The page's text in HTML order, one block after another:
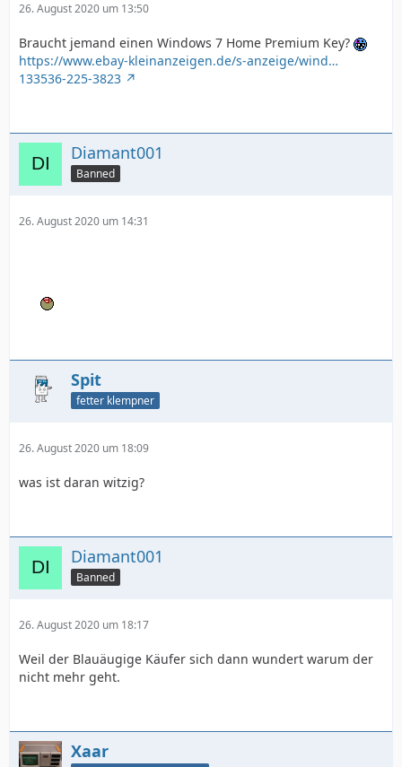
26. August 2020 um 13:50
Braucht jemand einen Windows 7 Home Premium Key?
https://www.ebay-kleinanzeigen.de/s-anzeige/wind…
133536-225-3823
Diamant001
Banned
26. August 2020 um 14:31
Spit
fetter klempner
26. August 2020 um 18:09
was ist daran witzig?
Diamant001
Banned
26. August 2020 um 18:17
Weil der Blauäugige Käufer sich dann wundert warum der
nicht mehr geht.
Xaar